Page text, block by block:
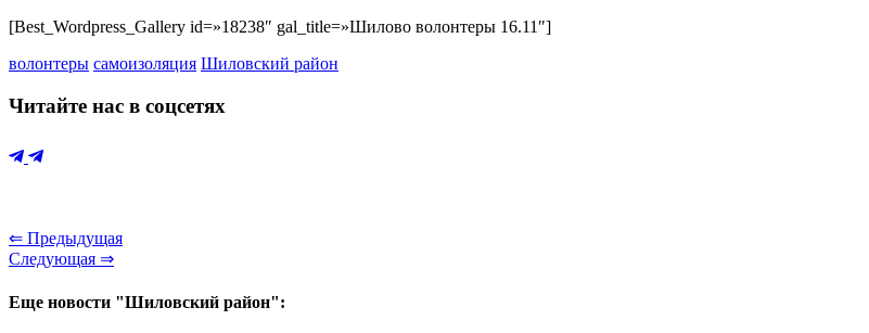
[Best_Wordpress_Gallery id=»18238″ gal_title=»Шилово волонтеры 16.11″]
волонтеры самоизоляция Шиловский район
Читайте нас в соцсетях
⇐ Предыдущая
Следующая ⇒
Еще новости "Шиловский район":